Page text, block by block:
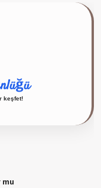
keşfet!
mu